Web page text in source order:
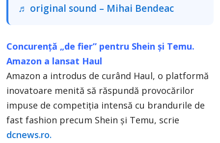
♬ original sound – Mihai Bendeac
Concurență „de fier” pentru Shein și Temu.
Amazon a lansat Haul
Amazon a introdus de curând Haul, o platformă
inovatoare menită să răspundă provocărilor
impuse de competiția intensă cu brandurile de
fast fashion precum Shein și Temu, scrie
dcnews.ro.